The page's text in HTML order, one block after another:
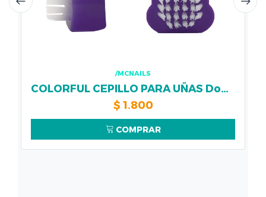
/MCNAILS
COLORFUL CEPILLO PARA UÑAS Doble Beautiful Purple
$ 1.800
COMPRAR